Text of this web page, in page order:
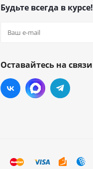
Будьте всегда в курсе!
Оставайтесь на связи